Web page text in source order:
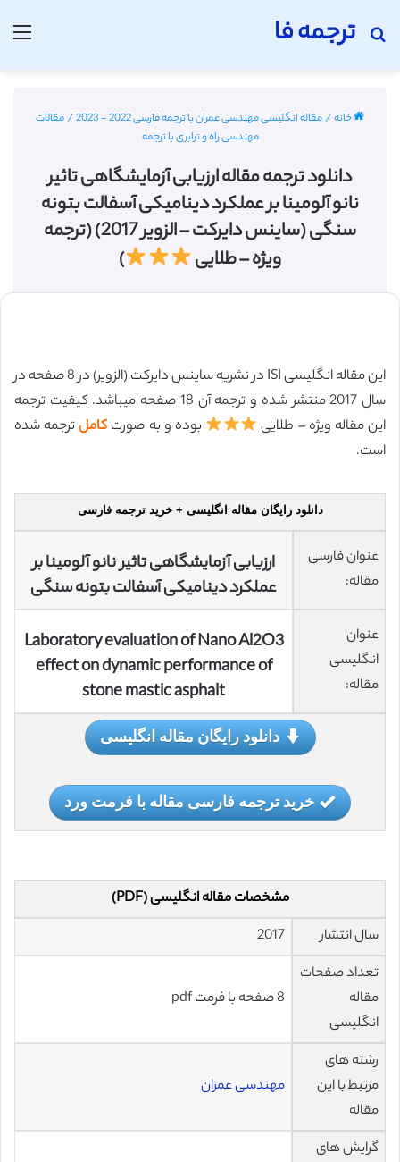
ترجمه فا
جستجو برای
خانه/مقاله انگلیسی مهندسی عمران با ترجمه فارسی 2022 - 2023 /مقالات
مهندسی راه و ترابری با ترجمه
دانلود ترجمه مقاله ارزیابی آزمایشگاهی تاثیر
نانو آلومینا بر عملکرد دینامیکی آسفالت بتونه
سنگی (ساینس دایرکت – الزویر 2017) (ترجمه
ویژه – طلایی
)
این مقاله انگلیسی ISI در نشریه ساینس دایرکت (الزویر) در 8 صفحه در
سال 2017 منتشر شده و ترجمه آن 18 صفحه میباشد. کیفیت ترجمه
این مقاله ویژه – طلایی
بوده و به صورت کاملترجمه شده
است.
دانلود رایگان مقاله انگلیسی + خرید ترجمه فارسی
عنوان فارسی
مقاله:
ارزیابی آزمایشگاهی تاثیر نانو آلومینا بر
عملکرد دینامیکی آسفالت بتونه سنگی
عنوان
انگلیسی
مقاله:
Laboratory evaluation of Nano Al2O3
effect on dynamic performance of
stone mastic asphalt
دانلود رایگان مقاله انگلیسی
خرید ترجمه فارسی مقاله با فرمت ورد
مشخصات مقاله انگلیسی (PDF)
سال انتشار
2017
تعداد صفحات
مقاله
انگلیسی
8 صفحه با فرمت pdf
رشته های
مرتبط با این
مقاله
مهندسی عمران
گرایش های